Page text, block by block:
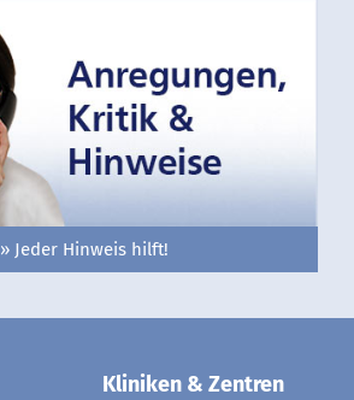
» Jeder Hinweis hilft!
Kliniken & Zentren